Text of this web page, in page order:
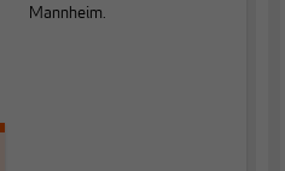
Mannheim.